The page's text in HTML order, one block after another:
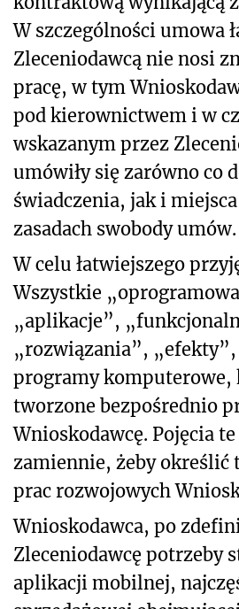
W szczególności umowa
Zleceniodawcą nie nosi
pracę, w tym
pod kierownictwem i w
wskazanym przez
umówiły się zarówno co
świadczenia, jak i
zasadach swobody umów.
W celu łatwiejszego
Wszystkie
„aplikacje”,
„rozwiązania”,
programy komputerowe,
tworzone bezpośrednio
Wnioskodawcę. Pojęcia
zamiennie, żeby określić
prac rozwojowych
Wnioskodawca, po
Zleceniodawcę potrzeby
aplikacji mobilnej,